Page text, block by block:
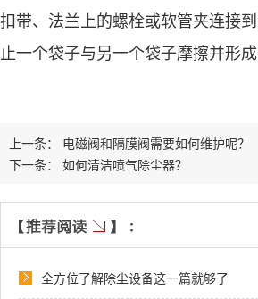
扣带、法兰上的螺栓或软管夹连接
止一个袋子与另一个袋子摩擦并形成
上一条：
电磁阀和隔膜阀需要如何维护呢？
下一条：
如何清洁喷气除尘器？
全方位了解除尘设备这一篇就够了